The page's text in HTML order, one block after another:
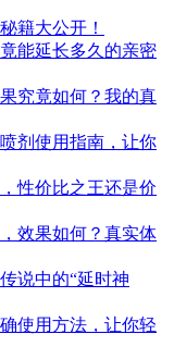
籍大公开！
能延长多久的亲密
究竟如何？我的真
剂使用指南，让你
性价比之王还是价
效果如何？真实体
说中的“延时神
使用方法，让你轻